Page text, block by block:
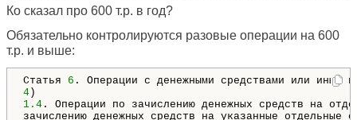
Ко сказал про 600 т.р. в год?
Обязательно контролируются разовые операции на 600
т.р. и выше:
Статья 6
4
1.4 . Операции по зачислению денежных средств на
зачислению денежных средств на указанные